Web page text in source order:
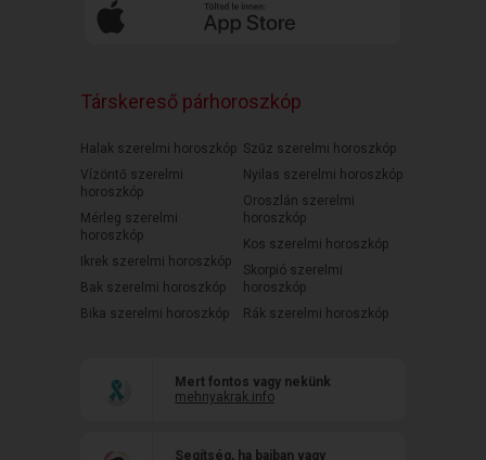
Társkereső párhoroszkóp
Halak szerelmi horoszkóp
Vízöntő szerelmi
horoszkóp
Mérleg szerelmi
horoszkóp
Ikrek szerelmi horoszkóp
Bak szerelmi horoszkóp
Bika szerelmi horoszkóp
Szűz szerelmi horoszkóp
Nyilas szerelmi horoszkóp
Oroszlán szerelmi
horoszkóp
Kos szerelmi horoszkóp
Skorpió szerelmi
horoszkóp
Rák szerelmi horoszkóp
Mert fontos vagy nekünk
mehnyakrak.info
Segítség, ha bajban vagy